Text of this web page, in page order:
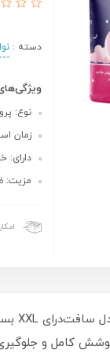
دسته :
نوع:
زمان
دارای:
مزیت:
پوشش کامل و